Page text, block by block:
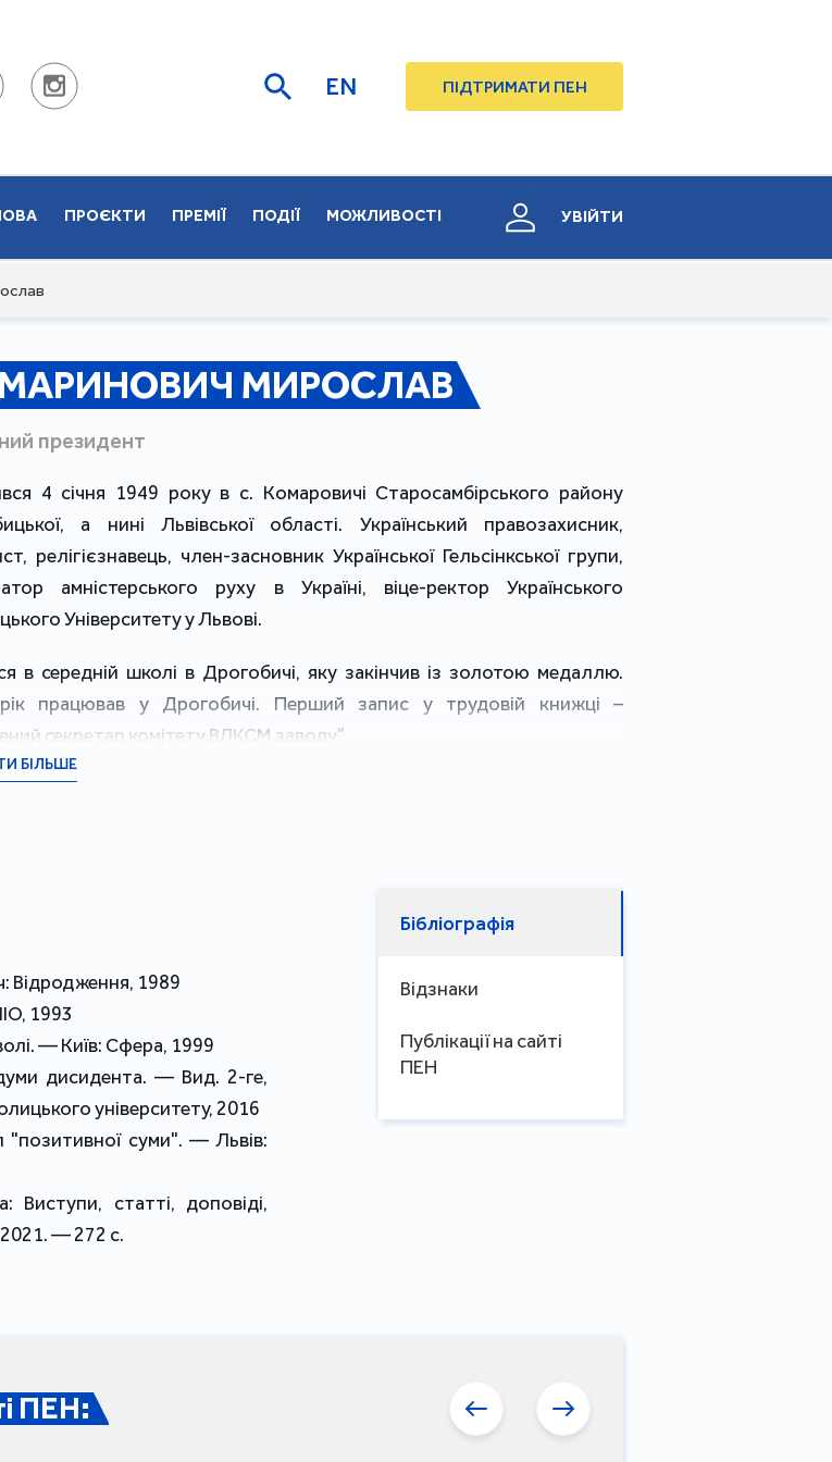
EN ПІДТРИМАТИ ПЕН
ПРОЄКТИ ПРЕМІЇ ПОДІЇ МОЖЛИВОСТІ УВІЙТИ
МИРОСЛАВ
президент
4 січня 1949 року в с. Комаровичі Старосамбірського району
а нині Львівської області. Український правозахисник,
релігієзнавець, член-засновник Української Гельсінкської групи,
амністерського руху в Україні, віце-ректор Українського
Університету у Львові.
в середній школі в Дрогобичі, яку закінчив із золотою медаллю.
працював у Дрогобичі. Перший запис у трудовій книжці –
секретар комітету ВЛКСМ заводу".
Мирослав Маринович вступив до Львівського політехнічного
і звільнили з військової кафедри, у зв'язку з чим, не одержавши
рядовим.
закінчив Львівський політехнічний і рік працював перекладачем з
мови на Івано-Франківському заводі "Позитрон". Тоді ж
зі львівськими й київськими дисидентами. 22 травня 1973 року
його затримала й обшукала міліція, коли він покладав квіти до
Тарасові Шевченку.
роках служив у війську у Вологді.
1976 року Маринович разом зі своїм другом М. Матусевичем став
БІЛЬШЕ
Відродження, 1989
1993
— Київ: Сфера, 1999
дисидента. — Вид. 2-ге,
університету, 2016
суми". — Львів:
статті, доповіді,
2021. — 272 с.
Бібліографія
Відзнаки
Публікації на сайті
ПЕН
ПЕН: